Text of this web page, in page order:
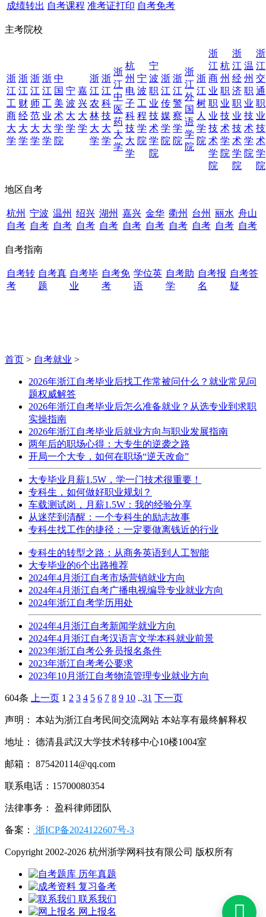
成绩转出 自考课程 准考证打印 自考免考
主考院校
浙
江
工
商
大
学
浙
江
财
经
大
学
浙
江
师
范
大
学
浙
江
工
业
大
学
中
国
美
术
学
院
宁
波
大
学
嘉
兴
大
学
浙
江
农
林
大
学
浙
江
科
技
大
学
浙
江
中
医
药
大
学
杭
州
电
子
科
技
大
学
宁
波
工
程
学
院
宁
波
职
业
技
术
学
院
浙
江
传
媒
学
院
浙
江
警
察
学
院
浙
江
外
国
语
学
院
浙
江
树
人
学
院
浙
江
商
业
职
业
技
术
学
院
杭
州
职
业
技
术
学
院
浙
江
经
济
职
业
技
术
学
院
温
州
职
业
技
术
学
院
浙
江
交
通
职
业
技
术
学
院
地区自考
杭州
自考
宁波
自考
温州
自考
绍兴
自考
湖州
自考
嘉兴
自考
金华
自考
衢州
自考
台州
自考
丽水
自考
舟山
自考
自考指南
自考转
考
自考真
题
自考毕
业
自考免
考
学位英
语
自考助
学
自考报
名
自考答
疑
首页 > 自考就业 >
2026年浙江自考毕业后找工作常被问什么？就业常见问
题权威解答
2026年浙江自考毕业后怎么准备就业？从选专业到求职
实操指南
2026年浙江自考毕业后就业方向与职业发展指南
两年后的职场心得：大专生的逆袭之路
开局一个大专，如何在职场“逆天改命”
大专毕业月薪1.5W，学一门技术很重要！
专科生，如何做好职业规划？
车载测试岗，月薪1.5W：我的经验分享
从迷茫到清醒：一个专科生的励志故事
专科生找工作的捷径：一定要做离钱近的行业
专科生的转型之路：从商务英语到人工智能
大专毕业的6个出路推荐
2024年4月浙江自考市场营销就业方向
2024年4月浙江自考广播电视编导专业就业方向
2024年浙江自考学历用处
2024年4月浙江自考新闻学就业方向
2024年4月浙江自考汉语言文学本科就业前景
2023年浙江自考公务员报名条件
2023年浙江自考考公要求
2023年10月浙江自考物流管理专业就业方向
604条 上一页 1 2 3 4 5 6 7 8 9 10 ..31 下一页
声明： 本站为浙江自考民间交流网站 本站享有最终解释权
地址： 德清县武汉大学技术转移中心10楼1004室
邮箱： 875420114@qq.com
联系电话：15700080354
法律事务： 盈科律师团队
备案： 浙ICP备2024122607号-3
Copyright 2002-2026 杭州浙学网科技有限公司 版权所有
历年真题
复习备考
联系我们
网上报名
